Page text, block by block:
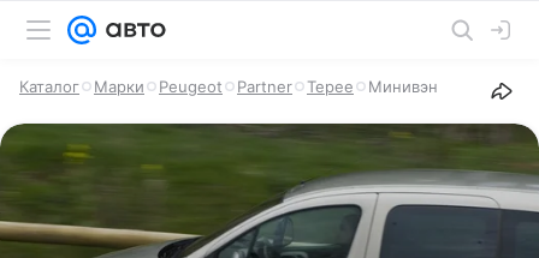
Каталог Марки Peugeot Partner Tepee Минивэн